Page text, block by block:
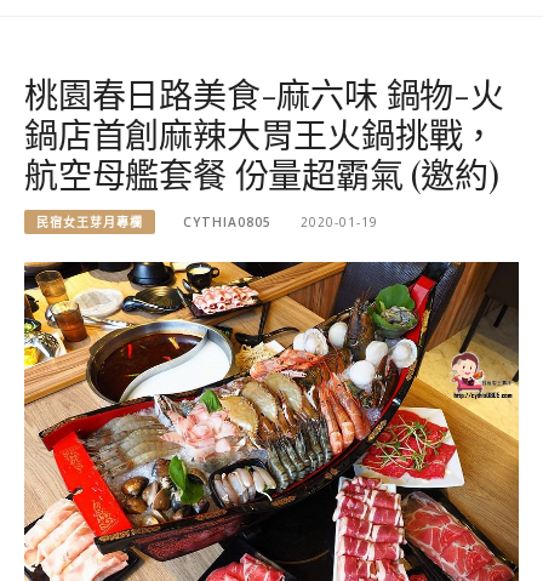
桃園春日路美食-麻六味 鍋物-火
鍋店首創麻辣大胃王火鍋挑戰，
航空母艦套餐 份量超霸氣 (邀約)
民宿女王芽月專欄 CYTHIA0805 2020-01-19